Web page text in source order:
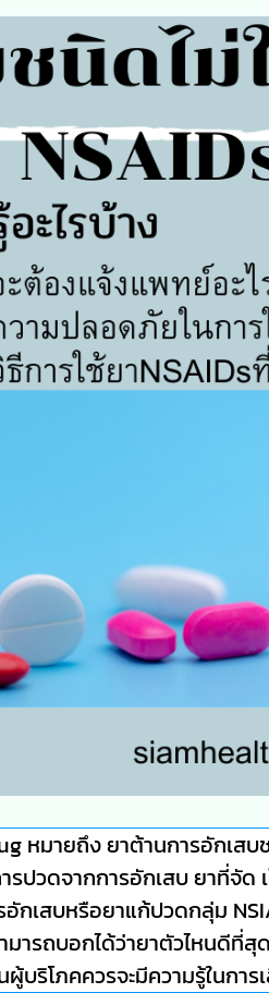
หมายถึง ยาต้านการอักเส
รปวดจากการอักเสบ ยาที่จั
เสบหรือยาแก้ปวดกลุ่ม
ารถบอกได้ว่ายาตัวไหนดีที่สุ
ริโภคควรจะมีความรู้ในการ